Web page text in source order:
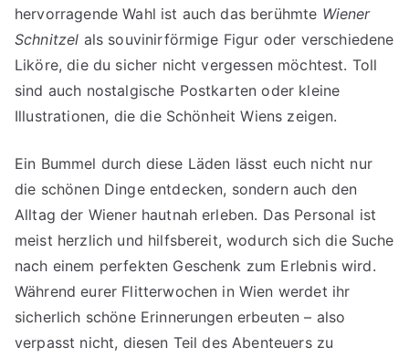
hervorragende Wahl ist auch das berühmte Wiener
Schnitzel als souvinirförmige Figur oder verschiedene
Liköre, die du sicher nicht vergessen möchtest. Toll
sind auch nostalgische Postkarten oder kleine
Illustrationen, die die Schönheit Wiens zeigen.
Ein Bummel durch diese Läden lässt euch nicht nur
die schönen Dinge entdecken, sondern auch den
Alltag der Wiener hautnah erleben. Das Personal ist
meist herzlich und hilfsbereit, wodurch sich die Suche
nach einem perfekten Geschenk zum Erlebnis wird.
Während eurer Flitterwochen in Wien werdet ihr
sicherlich schöne Erinnerungen erbeuten – also
verpasst nicht, diesen Teil des Abenteuers zu